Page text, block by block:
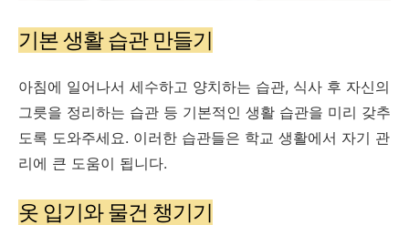
기본 생활 습관 만들기
아침에 일어나서 세수하고 양치하는 습관, 식사 후 자신의
그릇을 정리하는 습관 등 기본적인 생활 습관을 미리 갖추
도록 도와주세요. 이러한 습관들은 학교 생활에서 자기 관
리에 큰 도움이 됩니다.
옷 입기와 물건 챙기기